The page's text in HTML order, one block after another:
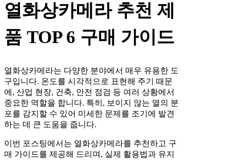
열화상카메라 추천 제
품 TOP 6 구매 가이드
열화상카메라는 다양한 분야에서 매우 유용한 도
구입니다. 온도를 시각적으로 표현해 주기 때문
에, 산업 현장, 건축, 안전 점검 등 여러 상황에서
중요한 역할을 합니다. 특히, 보이지 않는 열의 분
포를 감지할 수 있어 미세한 문제를 조기에 발견
하는 데 큰 도움을 줍니다.
이번 포스팅에서는 열화상카메라를 추천하고 구
매 가이드를 제공해 드리며, 실제 활용법과 유지